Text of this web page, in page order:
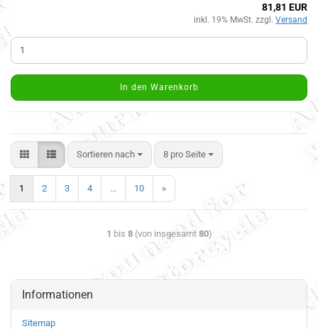
81,81 EUR
inkl. 19% MwSt. zzgl. Versand
In den Warenkorb
Sortieren nach 8 pro Seite
1 2 3 4 ... 10 »
1 bis 8(von insgesamt 80)
Informationen
Sitemap